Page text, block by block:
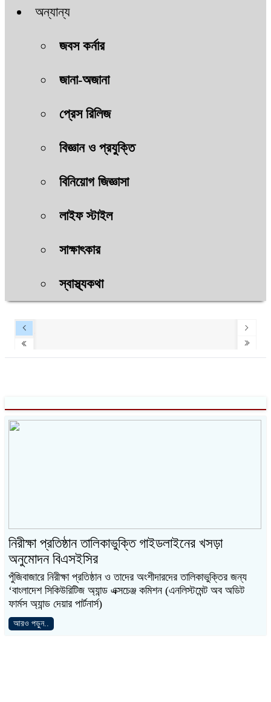
অন্যান্য
জবস কর্নার
জানা-অজানা
প্রেস রিলিজ
বিজ্ঞান ও প্রযুক্তি
বিনিয়োগ জিজ্ঞাসা
লাইফ স্টাইল
সাক্ষাৎকার
স্বাস্থ্যকথা
নিরীক্ষা প্রতিষ্ঠান তালিকাভুক্তি গাইডলাইনের খসড়া
অনুমোদন বিএসইসির
পুঁজিবাজারে নিরীক্ষা প্রতিষ্ঠান ও তাদের অংশীদারদের তালিকাভুক্তির জন্য
‘বাংলাদেশ সিকিউরিটিজ অ্যান্ড এক্সচেঞ্জ কমিশন (এনলিস্টমেন্ট অব অডিট
ফার্মস অ্যান্ড দেয়ার পার্টনার্স)
আরও পড়ুন..